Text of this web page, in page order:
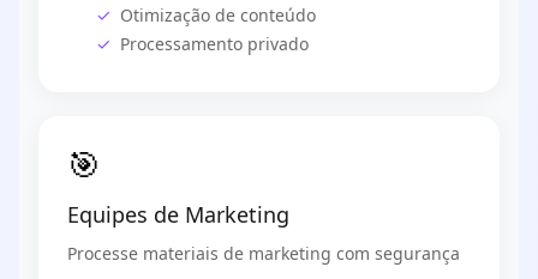
Otimização de conteúdo
Processamento privado
🎯
Equipes de Marketing
Processe materiais de marketing com segurança